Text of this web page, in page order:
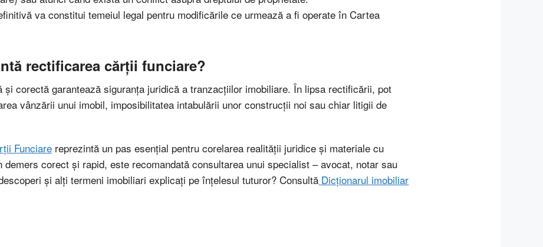
va constitui temeiul legal pentru modificările ce urmează a fi operate în Cartea
rectificarea cărții funciare?
și corectă garantează siguranța juridică a tranzacțiilor imobiliare. În lipsa rectificării, pot
vânzării unui imobil, imposibilitatea intabulării unor construcții noi sau chiar litigii de
Funciare reprezintă un pas esențial pentru corelarea realității juridice și materiale cu
demers corect și rapid, este recomandată consultarea unui specialist – avocat, notar sau
și alți termeni imobiliari explicați pe înțelesul tuturor? Consultă Dicționarul imobiliar